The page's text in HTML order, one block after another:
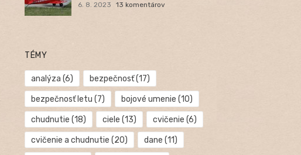
6. 8. 2023 13 komentárov
TÉMY
analýza (6) bezpečnosť(17)
bezpečnosť letu (7) bojové umenie (10)
chudnutie (18) ciele (13) cvičenie (6)
cvičenie a chudnutie (20) dane (11)